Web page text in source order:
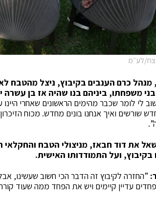
צח/לע״מ
מנהל כרם הענבים בקיבוץ, ניצל
משפחתו, ביניהם בנו שהיה אז בן
לי לומר שכבר מהימים הראשונים שאחרי
שורשים ואיך אנחנו בונים מחדש. מכוח
את דוד חבאז, מניצולי הטבח והחקלאי
בקיבוץ, ועל התמודדותו האישית.
”החזרה לקיבוץ זה הדבר הכי חשוב שעשינו,
עדיין קיימים ויש את הפחד ממה שעוד